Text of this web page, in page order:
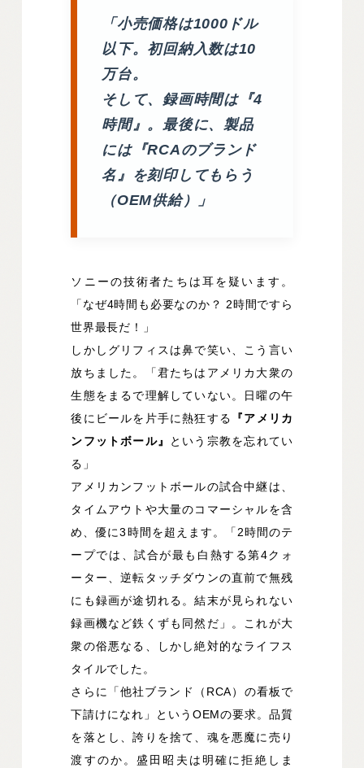
「小売価格は1000ドル
以下。初回納入数は10
万台。
そして、録画時間は『4
時間』。最後に、製品
には『RCAのブランド
名』を刻印してもらう
（OEM供給）」
ソニーの技術者たちは耳を疑います。
「なぜ4時間も必要なのか？ 2時間ですら
世界最長だ！」
しかしグリフィスは鼻で笑い、こう言い
放ちました。「君たちはアメリカ大衆の
生態をまるで理解していない。日曜の午
後にビールを片手に熱狂する
『アメリカ
ンフットボール』
という宗教を忘れてい
る」
アメリカンフットボールの試合中継は、
タイムアウトや大量のコマーシャルを含
め、優に3時間を超えます。「2時間のテ
ープでは、試合が最も白熱する第4クォ
ーター、逆転タッチダウンの直前で無残
にも録画が途切れる。結末が見られない
録画機など鉄くずも同然だ」。これが大
衆の俗悪なる、しかし絶対的なライフス
タイルでした。
さらに「他社ブランド（RCA）の看板で
下請けになれ」というOEMの要求。品質
を落とし、誇りを捨て、魂を悪魔に売り
渡すのか。盛田昭夫は明確に拒絶しま